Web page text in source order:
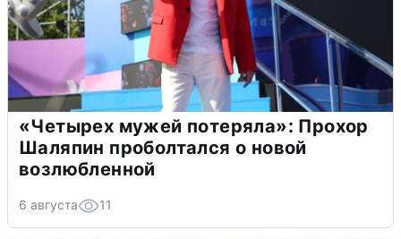
«Четырех мужей потеряла»: Прохор
Шаляпин проболтался о новой
возлюбленной
6 августа 11